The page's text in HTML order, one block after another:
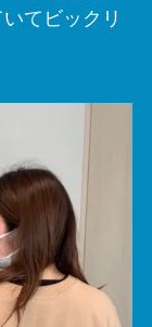
てビックリ